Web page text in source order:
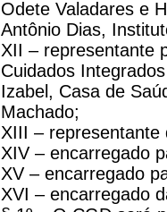
Odete Valadares e
Antônio Dias,
XII – representante
Cuidados
Izabel, Casa de
Machado;
XIII – representante
XIV – encarregado
XV – encarregado
XVI – encarregado